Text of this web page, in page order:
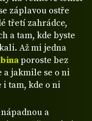
záplavou ostře
třetí zahrádce,
a tam, kde byste
Až mi jedna
poroste bez
a jakmile se o ni
i tam, kde o ni
a